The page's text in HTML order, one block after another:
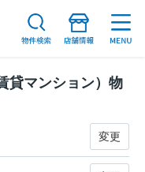
貸マンション）物
変更